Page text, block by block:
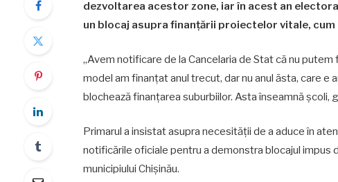
dezvoltarea acestor zone, iar în acest an
un blocaj asupra finanțării proiectelor vitale,
„Avem notificare de la Cancelaria de Stat că nu
model am finanțat anul trecut, dar nu anul ăsta, care e
blochează finanțarea suburbiilor. Asta înseamnă școli,
Primarul a insistat asupra necesității de a aduce în
notificările oficiale pentru a demonstra blocajul impus
municipiului Chișinău.